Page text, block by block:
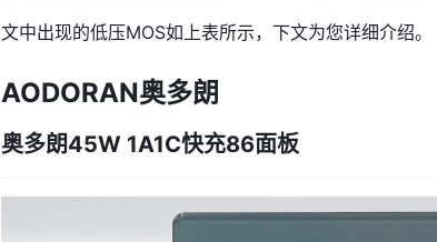
文中出现的低压MOS如上表所示，下文为您详细介绍。
AODORAN奥多朗
奥多朗45W 1A1C快充86面板